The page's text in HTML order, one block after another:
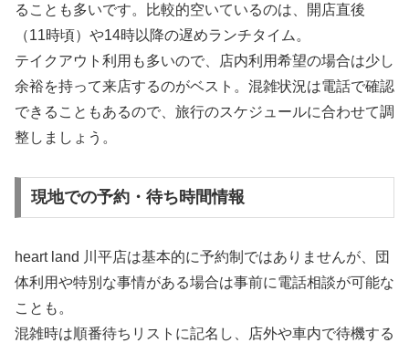
ることも多いです。比較的空いているのは、開店直後
（11時頃）や14時以降の遅めランチタイム。
テイクアウト利用も多いので、店内利用希望の場合は少し
余裕を持って来店するのがベスト。混雑状況は電話で確認
できることもあるので、旅行のスケジュールに合わせて調
整しましょう。
現地での予約・待ち時間情報
heart land 川平店は基本的に予約制ではありませんが、団
体利用や特別な事情がある場合は事前に電話相談が可能な
ことも。
混雑時は順番待ちリストに記名し、店外や車内で待機する